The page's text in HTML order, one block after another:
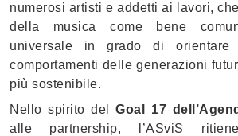
numerosi artisti e addetti ai lavori,
della musica come bene
universale in grado di
comportamenti delle generazioni
più sostenibile.
Nello spirito delGoal 17
alle partnership, l’ASviS